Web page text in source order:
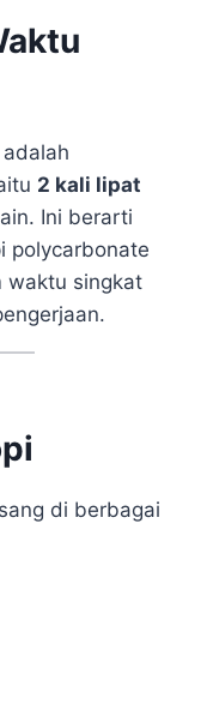
2 kali lipat
Ini berarti
polycarbonate
waktu singkat
di berbagai